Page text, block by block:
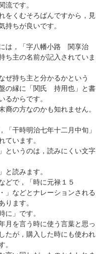
流です。
をくむそろばんですから，見
持ちが良いです。
は，「字八幡小路 関享治
ち主の名前が記入されていま
ぜ持ち主と分かるかという
の縁に「関氏 持用也」と書
るからです。
裔の方なのかも知れません。
「干時明治七年十二月中旬」
ています。
」というのは，読みにくい文字
と読みます。
どで，「時に元禄１５
」などとナレーションされる
ります。
に」です。
月を言う時に使う言葉と思っ
たが，購入した時にも使われ
。